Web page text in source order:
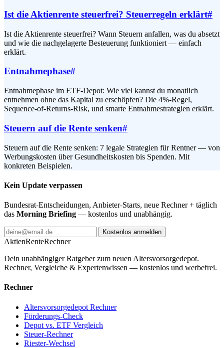
Ist die Aktienrente steuerfrei? Steuerregeln erklärt#
Ist die Aktienrente steuerfrei? Wann Steuern anfallen, was du absetzt
und wie die nachgelagerte Besteuerung funktioniert — einfach
erklärt.
Entnahmephase#
Entnahmephase im ETF-Depot: Wie viel kannst du monatlich
entnehmen ohne das Kapital zu erschöpfen? Die 4%-Regel,
Sequence-of-Returns-Risk, und smarte Entnahmestrategien erklärt.
Steuern auf die Rente senken#
Steuern auf die Rente senken: 7 legale Strategien für Rentner — von
Werbungskosten über Gesundheitskosten bis Spenden. Mit
konkreten Beispielen.
Kein Update verpassen
Bundesrat-Entscheidungen, Anbieter-Starts, neue Rechner + täglich
das Morning Briefing — kostenlos und unabhängig.
Kostenlos anmelden
AktienRenteRechner
Dein unabhängiger Ratgeber zum neuen Altersvorsorgedepot.
Rechner, Vergleiche & Expertenwissen — kostenlos und werbefrei.
Rechner
Altersvorsorgedepot Rechner
Förderungs-Check
Depot vs. ETF Vergleich
Steuer-Rechner
Riester-Wechsel